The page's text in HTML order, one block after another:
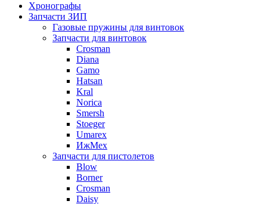
Хронографы
Запчасти ЗИП
Газовые пружины для винтовок
Запчасти для винтовок
Crosman
Diana
Gamo
Hatsan
Kral
Norica
Smersh
Stoeger
Umarex
ИжМех
Запчасти для пистолетов
Blow
Borner
Crosman
Daisy